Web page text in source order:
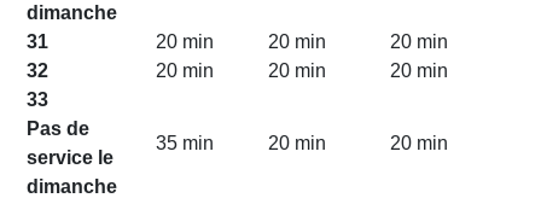
dimanche
31 20 min 20 min
20 min
32
20 min 20 min
20 min
33
Pas de
service le
dimanche
35 min 20 min 20 min